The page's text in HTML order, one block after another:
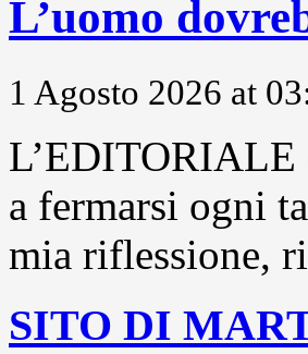
L’uomo
1 Agosto 2026 at
L’EDITORIALE
a fermarsi ogni
mia riflessione,
SITO DI